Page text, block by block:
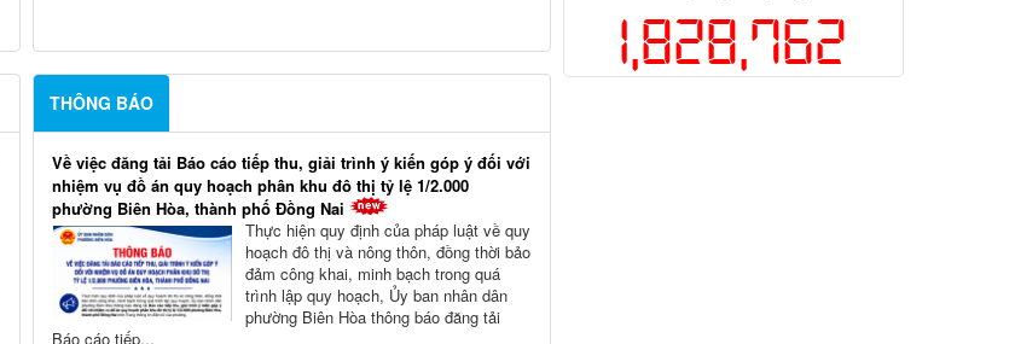
THÔNG BÁO
Về việc đăng tải Báo cáo tiếp thu, giải trình ý kiến góp ý đối với
nhiệm vụ đồ án quy hoạch phân khu đô thị tỷ lệ 1/2.000
phường Biên Hòa, thành phố Đồng Nai
Thực hiện quy định của pháp luật về quy
hoạch đô thị và nông thôn, đồng thời bảo
đảm công khai, minh bạch trong quá
trình lập quy hoạch, Ủy ban nhân dân
phường Biên Hòa thông báo đăng tải
Báo cáo tiếp...
1,828,762